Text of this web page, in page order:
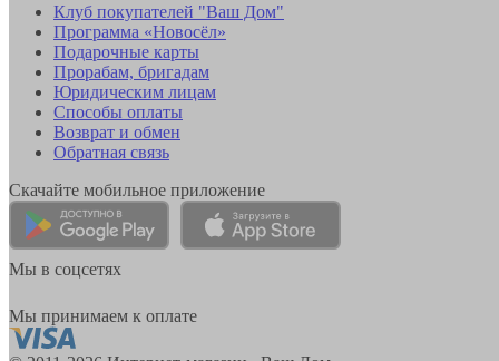
Клуб покупателей "Ваш Дом"
Программа «Новосёл»
Подарочные карты
Прорабам, бригадам
Юридическим лицам
Способы оплаты
Возврат и обмен
Обратная связь
Скачайте мобильное приложение
Мы в соцсетях
Мы принимаем к оплате